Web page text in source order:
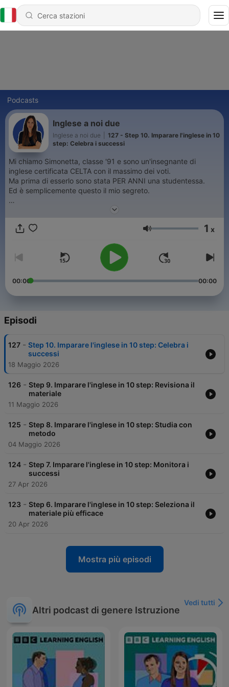
Podcasts
Inglese a noi due
Inglese a noi due
127 - Step 10. Imparare l'inglese in 10
step: Celebra i successi
Mi chiamo Simonetta, classe '91 e sono un'insegnante di
inglese certificata CELTA con il massimo dei voti.
Ma prima di esserlo sono stata PER ANNI una studentessa.
Ed è semplicemente questo il mio segreto.
Come tutti voi ho dovuto ragionare, comprendere, consumare
sentissi davvero competente per cominciare ad insegnarlo a
Nessun nasce con il gene della lingua inglese.
Chi è più bravo di voi, parla più sciolto di voi è semplicemente
perché ha voluto impararlo più di voi.
Volume 1 x
00:00 00:00
Episodi
127 - Step 10. Imparare l'inglese in 10 step: Celebra i
successi
18 Maggio 2026
126 - Step 9. Imparare l'inglese in 10 step: Revisiona il
materiale
11 Maggio 2026
125 - Step 8. Imparare l'inglese in 10 step: Studia con
metodo
04 Maggio 2026
124 - Step 7. Imparare l'inglese in 10 step: Monitora i
successi
27 Apr 2026
123 - Step 6. Imparare l'inglese in 10 step: Seleziona il
materiale più efficace
20 Apr 2026
Mostra più episodi
Altri podcast di genere Istruzione
Vedi tutti